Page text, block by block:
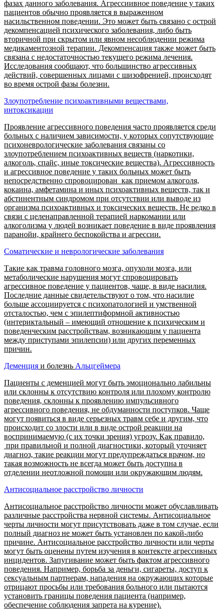
фазах данного заболевания. Агрессиивное поведение у таких
пациентов обычно проявляется в выраженном
насильственном поведении. Это может быть связано с острой
декомпенсацией психического заболевания, либо быть
вторичной при скрытом или явном несоблюдении режима
медикаментозной терапии. Декомпенсация также может быть
связана с недостаточностью текущего режима лечения.
Исследования сообщают, что большинство агрессивных
действий, совершенных лицами с шизофренией, происходят
во время острой фазы болезни.
Злоупотребление психоактивными веществами,
интоксикации
Проявление агрессивного поведения часто проявляется среди
больных с наличием зависимости, у которых сопутствующие
психоневрологические заболевания связаны со
злоупотреблением психоактивных веществ (наркотики,
алкоголь, спайс, иные токсические вещества). Агрессивность
и агрессивное поведение у таких больных может быть
непосредственно спровоцирован как приемом алкоголя,
кокаина, амфетамина и иных психоактивных веществ, так и
абстинентным синдромом при отсутствии или выводе из
организма психоактивных и токсических веществ. Не редко в
связи с целенаправленной терапией наркомании или
алкоголизма у людей возникает поведение в виде проявления
паранойи, крайнего беспокойства и агрессии.
Соматические и неврологические заболевания
Такие как травма головного мозга, опухоли мозга, или
метаболические нарушения могут спровоцировать
агрессивное поведение у пациентов, чаще, в виде насилия.
Последние данные свидетельствуют о том, что насилие
больше ассоциируется с психопатологией и умственной
отсталостью, чем с эпилептиформной активностью
(интериктальный – имеющий отношение к психическим и
поведенческим расстройствам, возникающим у пациента
между приступами эпилепсии) или других переменных
причин.
Деменция и болезнь Альцгеймера
Пациенты с деменцией могут быть эмоционально лабильны
или склонны к отсутствию контроля или плохому контролю
поведения, склонны к проявлению импульсивного
агрессивного поведения, не обдуманности поступков. Чаще
могут появиться в виде серьезных травм себе и другим, что
происходит со злости или в виде острой реакции на
воспринимаемую (с их точки зрения) угрозу. Как правило,
при правильной и полной диагностики, который уточняет
диагноз, такие реакции могут предупреждаться врачом, но
такая возможность не всегда может быть доступна в
отделении неотложной помощи или окружающим людям.
Антисоциальное расстройство личности
Антисоциальное расстройство личности может обуславливать
различные расстройства нервной системы. Антисоциальное
черты личности могут присутствовать даже в том случае, если
полный диагноз не может быть установлен по какой-либо
причине. Антисоциальное расстройство личности или черты
могут быть оценены путем изучения в контексте агрессивных
инцидентов. Запугивание может быть фактом агрессивного
поведения. Например, борьба за деньги, сигареты, доступ к
сексуальным партнерам, нападения на окружающих которые
отрицают просьбы или требования больного или пытаются
установить границы поведения пациента (например,
обеспечение соблюдения запрета на курение).